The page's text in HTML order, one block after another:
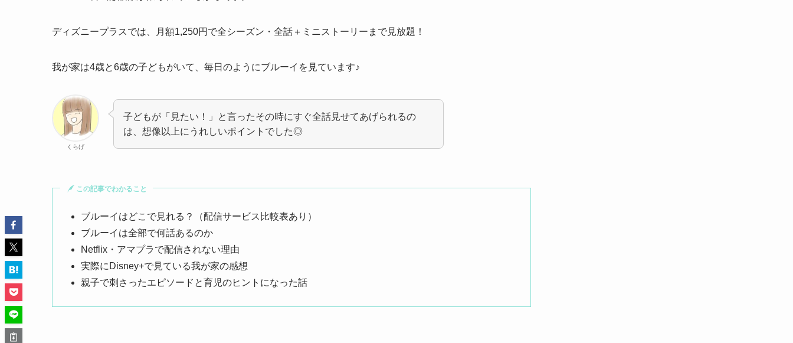
ディズニープラスでは、月額1,250円で全シーズン・全話＋ミニストーリーまで見放題！
我が家は4歳と6歳の子どもがいて、毎日のようにブルーイを見ています♪
くらげ
子どもが「見たい！」と言ったその時にすぐ全話見せてあげられるの
は、想像以上にうれしいポイントでした◎
この記事でわかること
ブルーイはどこで見れる？（配信サービス比較表あり）
ブルーイは全部で何話あるのか
Netflix・アマプラで配信されない理由
実際にDisney+で見ている我が家の感想
親子で刺さったエピソードと育児のヒントになった話